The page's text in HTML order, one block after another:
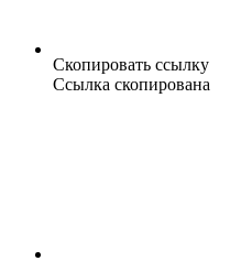
Скопировать ссылку
Ссылка скопирована